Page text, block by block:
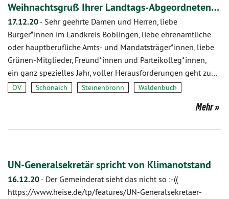
Weihnachtsgruß Ihrer Landtags-Abgeordneten…
17.12.20 - Sehr geehrte Damen und Herren, liebe
Bürger*innen im Landkreis Böblingen, liebe ehrenamtliche
oder hauptberufliche Amts- und Mandatsträger*innen, liebe
Grünen-Mitglieder, Freund*innen und Parteikolleg*innen,
ein ganz spezielles Jahr, voller Herausforderungen geht zu…
OV Schönaich Steinenbronn Waldenbuch
Mehr
UN-Generalsekretär spricht von Klimanotstand
16.12.20 - Der Gemeinderat sieht das nicht so :-((
https://www.heise.de/tp/features/UN-Generalsekretaer-